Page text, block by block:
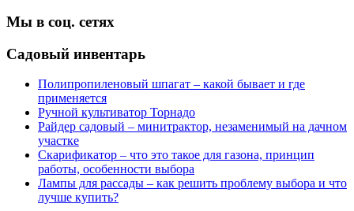
Мы в соц. сетях
Садовый инвентарь
Полипропиленовый шпагат – какой бывает и где
применяется
Ручной культиватор Торнадо
Райдер садовый – минитрактор, незаменимый на дачном
участке
Скарификатор – что это такое для газона, принцип
работы, особенности выбора
Лампы для рассады – как решить проблему выбора и что
лучше купить?